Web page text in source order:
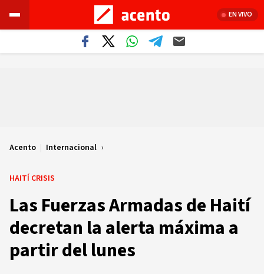
EN VIVO
Acento | Internacional
HAITÍ CRISIS
Las Fuerzas Armadas de Haití
decretan la alerta máxima a
partir del lunes